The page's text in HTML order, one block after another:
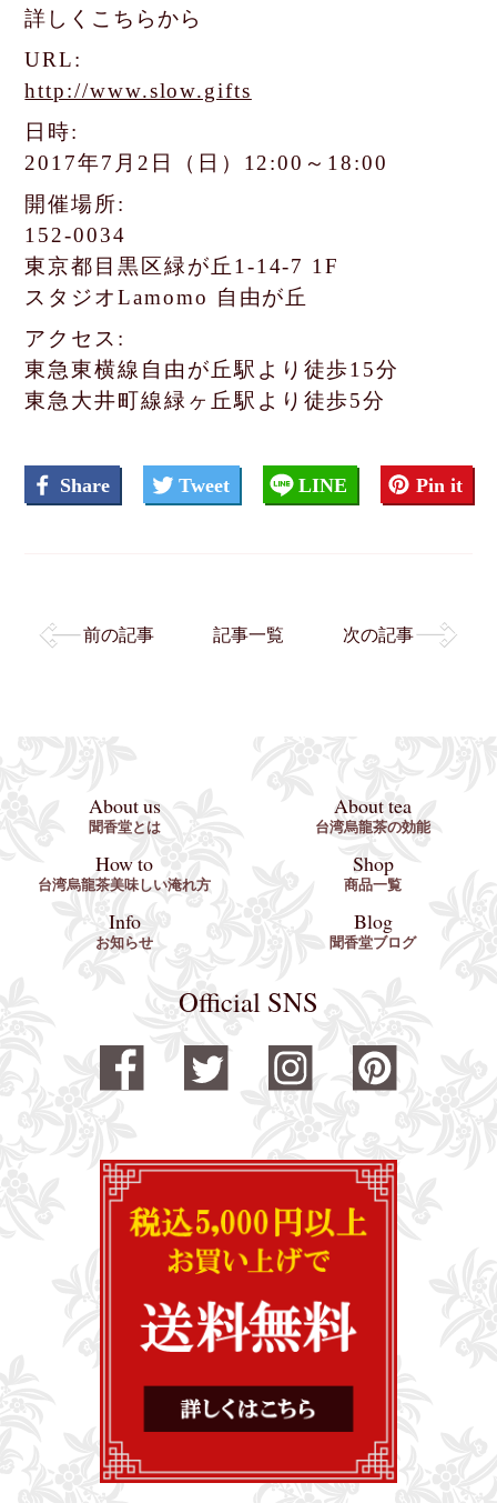
詳しくこちらから
URL:
http://www.slow.gifts
日時:
2017年7月2日（日）12:00～18:00
開催場所:
152-0034
東京都目黒区緑が丘1-14-7 1F
スタジオLamomo 自由が丘
アクセス:
東急東横線自由が丘駅より徒歩15分
東急大井町線緑ヶ丘駅より徒歩5分
Share Tweet LINE Pin it
前の記事 記事一覧 次の記事
About us
聞香堂とは
About tea
台湾烏龍茶の効能
How to
台湾烏龍茶美味しい淹れ方
Shop
商品一覧
Info
お知らせ
Blog
聞香堂ブログ
Official SNS